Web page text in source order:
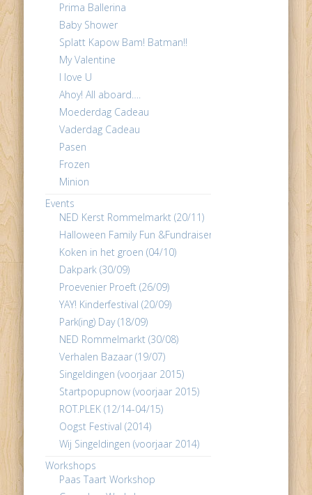
Prima Ballerina
Baby Shower
Splatt Kapow Bam! Batman!!
My Valentine
I love U
Ahoy! All aboard….
Moederdag Cadeau
Vaderdag Cadeau
Pasen
Frozen
Minion
Events
NED Kerst Rommelmarkt (20/11)
Halloween Family Fun &Fundraiser (31/10)
Koken in het groen (04/10)
Dakpark (30/09)
Proevenier Proeft (26/09)
YAY! Kinderfestival (20/09)
Park(ing) Day (18/09)
NED Rommelmarkt (30/08)
Verhalen Bazaar (19/07)
Singeldingen (voorjaar 2015)
Startpopupnow (voorjaar 2015)
ROT.PLEK (12/14-04/15)
Oogst Festival (2014)
Wij Singeldingen (voorjaar 2014)
Workshops
Paas Taart Workshop